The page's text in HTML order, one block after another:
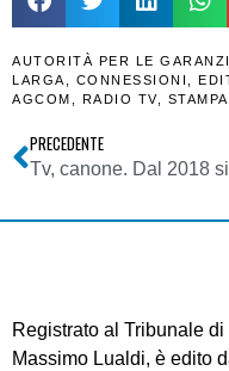
AUTORITÀ PER LE
LARGA
CONNESSIONI
AGCOM
RADIO TV, STAMPA
PRECEDENTE
Registrato al Tribunale
Massimo Lualdi, è edito